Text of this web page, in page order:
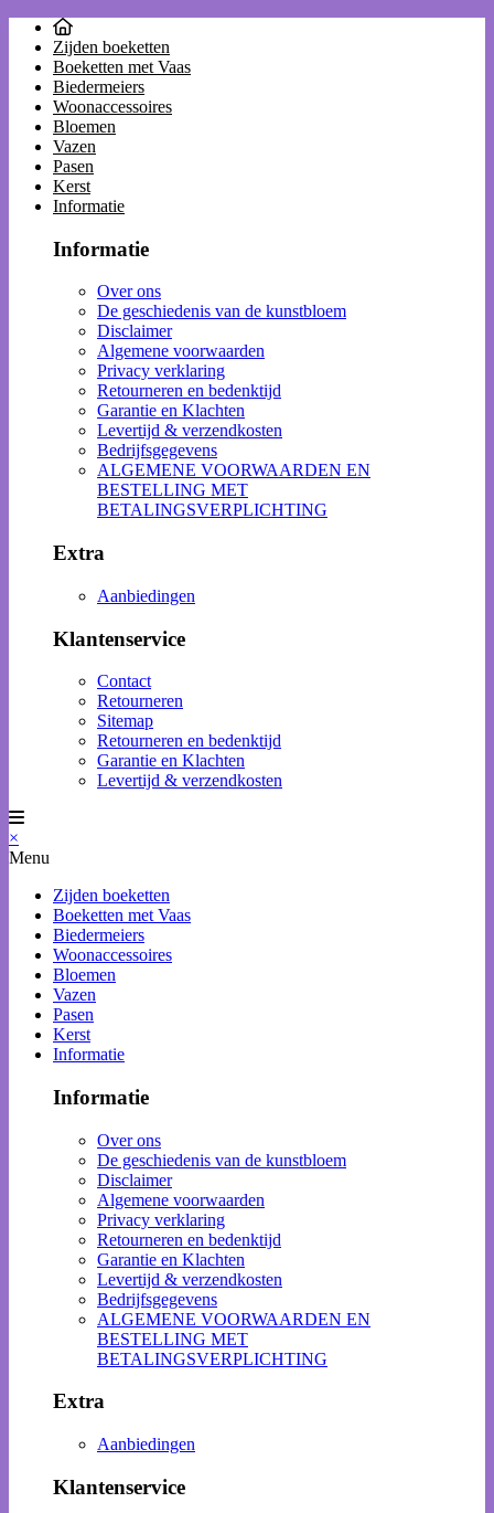
Zijden boeketten
Boeketten met Vaas
Biedermeiers
Woonaccessoires
Bloemen
Vazen
Pasen
Kerst
Informatie
Informatie
Over ons
De geschiedenis van de kunstbloem
Disclaimer
Algemene voorwaarden
Privacy verklaring
Retourneren en bedenktijd
Garantie en Klachten
Levertijd & verzendkosten
Bedrijfsgegevens
ALGEMENE VOORWAARDEN EN
BESTELLING MET
BETALINGSVERPLICHTING
Extra
Aanbiedingen
Klantenservice
Contact
Retourneren
Sitemap
Retourneren en bedenktijd
Garantie en Klachten
Levertijd & verzendkosten
×
Menu
Zijden boeketten
Boeketten met Vaas
Biedermeiers
Woonaccessoires
Bloemen
Vazen
Pasen
Kerst
Informatie
Informatie
Over ons
De geschiedenis van de kunstbloem
Disclaimer
Algemene voorwaarden
Privacy verklaring
Retourneren en bedenktijd
Garantie en Klachten
Levertijd & verzendkosten
Bedrijfsgegevens
ALGEMENE VOORWAARDEN EN
BESTELLING MET
BETALINGSVERPLICHTING
Extra
Aanbiedingen
Klantenservice